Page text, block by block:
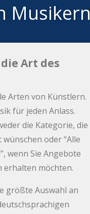
Musikern
Art des
Arten von Künstlern.
für jeden Anlass.
die Kategorie, die
oder “Alle
wenn Sie Angebote
erhalten möchten.
größte Auswahl an